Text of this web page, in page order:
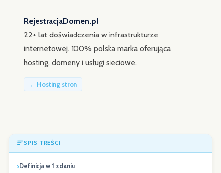
RejestracjaDomen.pl
22+ lat doświadczenia w infrastrukturze
internetowej. 100% polska marka oferująca
hosting, domeny i usługi sieciowe.
← Hosting stron
SPIS TREŚCI
Definicja w 1 zdaniu